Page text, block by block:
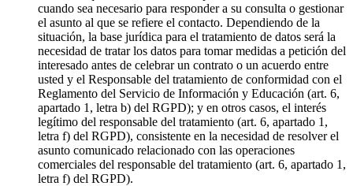
cuando sea necesario para responder a su consulta o gestionar
el asunto al que se refiere el contacto. Dependiendo de la
situación, la base jurídica para el tratamiento de datos será la
necesidad de tratar los datos para tomar medidas a petición del
interesado antes de celebrar un contrato o un acuerdo entre
usted y el Responsable del tratamiento de conformidad con el
Reglamento del Servicio de Información y Educación (art. 6,
apartado 1, letra b) del RGPD); y en otros casos, el interés
legítimo del responsable del tratamiento (art. 6, apartado 1,
letra f) del RGPD), consistente en la necesidad de resolver el
asunto comunicado relacionado con las operaciones
comerciales del responsable del tratamiento (art. 6, apartado 1,
letra f) del RGPD).